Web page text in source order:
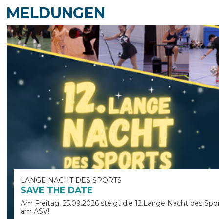
MELDUNGEN
LANGE NACHT DES SPORTS
SAVE THE DATE
Am Freitag, 25.09.2026 steigt die 12.Lange Nacht des
am ASV!